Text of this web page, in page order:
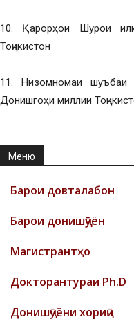
10. Қарорҳои Шурои
Тоҷикистон
11. Низомномаи шуъбаи
Донишгоҳи миллии
Меню
Барои довталабон
Барои донишҷӯён
Магистрантҳо
Докторантураи Ph.D
Донишҷӯёни хориҷӣ